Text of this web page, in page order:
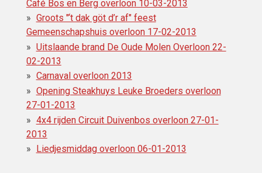
Café Bos en Berg overloon 10-03-2013
Groots "‘t dak göt d’r af" feest
Gemeenschapshuis overloon 17-02-2013
Uitslaande brand De Oude Molen Overloon 22-
02-2013
Carnaval overloon 2013
Opening Steakhuys Leuke Broeders overloon
27-01-2013
4x4 rijden Circuit Duivenbos overloon 27-01-
2013
Liedjesmiddag overloon 06-01-2013